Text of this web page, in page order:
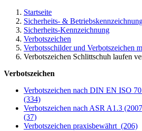
Startseite
Sicherheits- &
Sicherheits-Kennzeichnung
Verbotszeichen
Verbotsschilder und Verbotszeichen
Verbotszeichen Schlittschuh laufen
Verbotszeichen
Verbotszeichen nach DIN EN ISO
(334)
Verbotszeichen nach ASR A1.3
(37)
Verbotszeichen praxisbewährt (206)